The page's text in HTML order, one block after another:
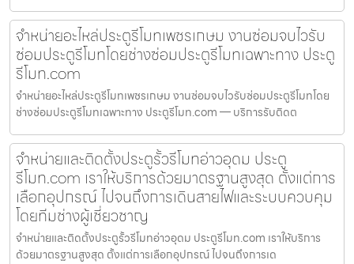
จำหน่ายอะไหล่ประตูรีโมทเพชรเกษม งานซ่อมจบไวรับ
ซ่อมประตูรีโมทโดยช่างซ่อมประตูรีโมทเฉพาะทาง ประตู
รีโมท.com
จำหน่ายอะไหล่ประตูรีโมทเพชรเกษม งานซ่อมจบไวรับซ่อมประตูรีโมทโดย
ช่างซ่อมประตูรีโมทเฉพาะทาง ประตูรีโมท.com — บริการรับติดต
จำหน่ายและติดตั้งประตูรั้วรีโมทอ่าวอุดม ประตู
รีโมท.com เราให้บริการด้วยมาตรฐานสูงสุด ตั้งแต่การ
เลือกอุปกรณ์ ไปจนถึงการเดินสายไฟและระบบควบคุม
โดยทีมช่างผู้เชี่ยวชาญ
จำหน่ายและติดตั้งประตูรั้วรีโมทอ่าวอุดม ประตูรีโมท.com เราให้บริการ
ด้วยมาตรฐานสูงสุด ตั้งแต่การเลือกอุปกรณ์ ไปจนถึงการเด